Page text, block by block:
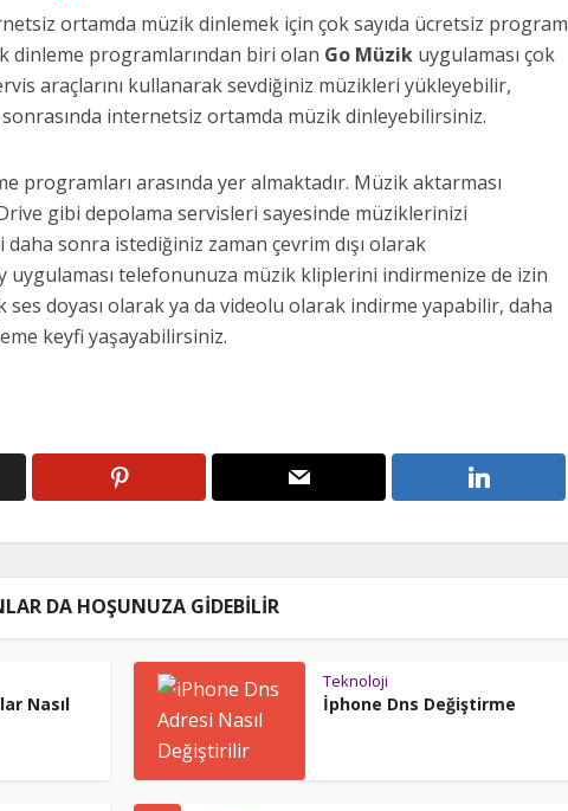
ortamda müzik dinlemek için çok sayıda ücretsiz program
dinleme programlarından biri olan Go Müzik uygulaması çok
araçlarını kullanarak sevdiğiniz müzikleri yükleyebilir,
internetsiz ortamda müzik dinleyebilirsiniz.
programları arasında yer almaktadır. Müzik aktarması
gibi depolama servisleri sayesinde müziklerinizi
sonra istediğiniz zaman çevrim dışı olarak
uygulaması telefonunuza müzik kliplerini indirmenize de izin
doyası olarak ya da videolu olarak indirme yapabilir, daha
keyfi yaşayabilirsiniz.
DA HOŞUNUZA GIDEBILIR
Nasıl
Teknoloji
İphone Dns Değiştirme